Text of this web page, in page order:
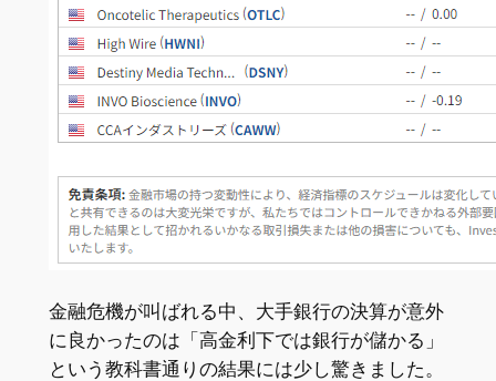
金融危機が叫ばれる中、大手銀行の決算が意外
に良かったのは「高金利下では銀行が儲かる」
という教科書通りの結果には少し驚きました。